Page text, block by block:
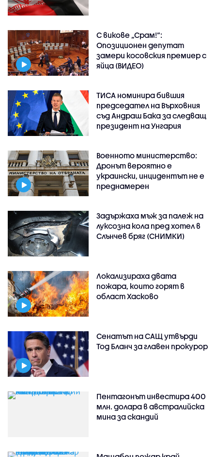
С викове „Срам!“:
Опозиционен депутат
замери косовския премиер с
яйца (ВИДЕО)
ТИСА номинира бившия
председател на Върховния
съд Андраш Бака за следващ
президент на Унгария
Военното министерство:
Дронът вероятно е
украински, инцидентът не е
преднамерен
Задържаха мъж за палеж на
луксозна кола пред хотел в
Слънчев бряг (СНИМКИ)
Локализираха двата
пожара, които горят в
област Хасково
Сенатът на САЩ утвърди
Тод Бланч за главен прокурор
Пентагонът инвестира 400
млн. долара в австралийска
мина за скандий